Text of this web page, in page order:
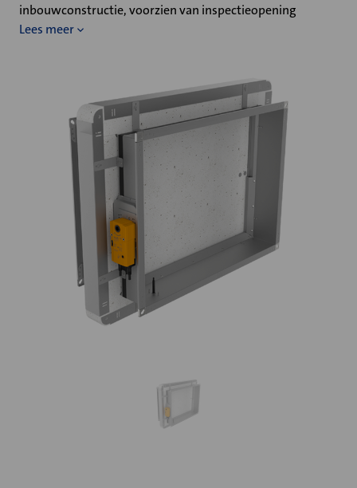
inbouwconstructie, voorzien van inspectieopening
Lees meer